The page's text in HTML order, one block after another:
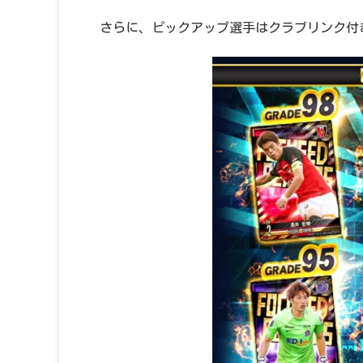
さらに、ピックアップ選手はクラブリンク付